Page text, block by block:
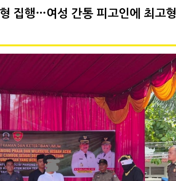
집행…여성 간통 피고인에 최고형